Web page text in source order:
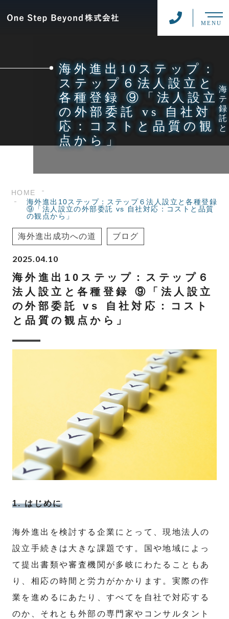
MENU
海外進出10ステップ：
ステップ６法人設立と
各種登録 ⑨「法人設立
の外部委託 vs 自社対
応：コストと品質の観
点から」
HOME
海外進出10ステップ：ステップ６法人設立と各種登録
⑨「法人設立の外部委託 vs 自社対応：コストと品質
の観点から」
海外進出成功への道 ブログ
2025.04.10
海外進出10ステップ：ステップ６
法人設立と各種登録 ⑨「法人設立
の外部委託 vs 自社対応：コスト
と品質の観点から」
1. はじめに
海外進出を検討する企業にとって、現地法人の
設立手続きは大きな課題です。国や地域によっ
て提出書類や審査機関が多岐にわたることもあ
り、相応の時間と労力がかかります。実際の作
業を進めるにあたり、すべてを自社で対応する
のか、それとも外部の専門家やコンサルタント